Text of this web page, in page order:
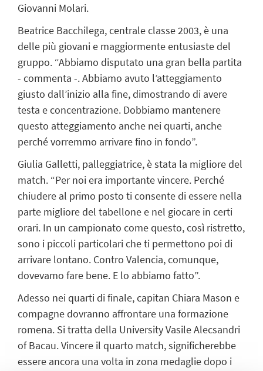
Giovanni Molari.
Beatrice Bacchilega, centrale classe 2003, è una
delle più giovani e maggiormente entusiaste del
gruppo. “Abbiamo disputato una gran bella partita
- commenta -. Abbiamo avuto l’atteggiamento
giusto dall’inizio alla fine, dimostrando di avere
testa e concentrazione. Dobbiamo mantenere
questo atteggiamento anche nei quarti, anche
perché vorremmo arrivare fino in fondo”.
Giulia Galletti, palleggiatrice, è stata la migliore del
match. “Per noi era importante vincere. Perché
chiudere al primo posto ti consente di essere nella
parte migliore del tabellone e nel giocare in certi
orari. In un campionato come questo, così ristretto,
sono i piccoli particolari che ti permettono poi di
arrivare lontano. Contro Valencia, comunque,
dovevamo fare bene. E lo abbiamo fatto”.
Adesso nei quarti di finale, capitan Chiara Mason e
compagne dovranno affrontare una formazione
romena. Si tratta della University Vasile Alecsandri
of Bacau. Vincere il quarto match, significherebbe
essere ancora una volta in zona medaglie dopo i